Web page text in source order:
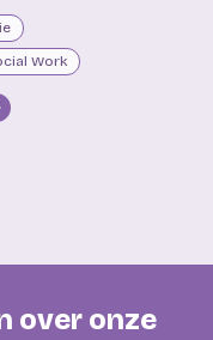
Work
over onze